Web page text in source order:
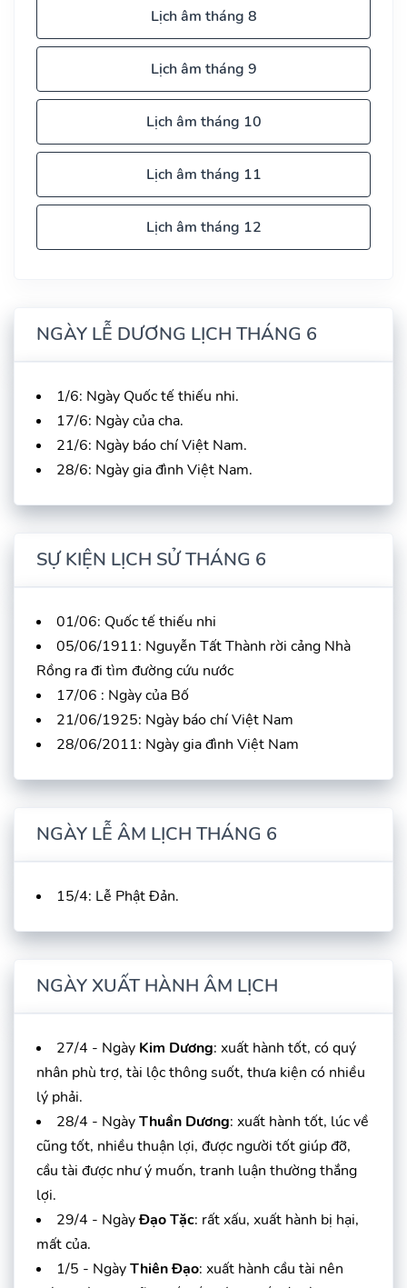
Lịch âm tháng 8
Lịch âm tháng 9
Lịch âm tháng 10
Lịch âm tháng 11
Lịch âm tháng 12
NGÀY LỄ DƯƠNG LỊCH THÁNG 6
1/6: Ngày Quốc tế thiếu nhi.
17/6: Ngày của cha.
21/6: Ngày báo chí Việt Nam.
28/6: Ngày gia đình Việt Nam.
SỰ KIỆN LỊCH SỬ THÁNG 6
01/06: Quốc tế thiếu nhi
05/06/1911: Nguyễn Tất Thành rời cảng Nhà
Rồng ra đi tìm đường cứu nước
17/06 : Ngày của Bố
21/06/1925: Ngày báo chí Việt Nam
28/06/2011: Ngày gia đình Việt Nam
NGÀY LỄ ÂM LỊCH THÁNG 6
15/4: Lễ Phật Đản.
NGÀY XUẤT HÀNH ÂM LỊCH
27/4 - Ngày Kim Dương: xuất hành tốt, có quý
nhân phù trợ, tài lộc thông suốt, thưa kiện có nhiều
lý phải.
28/4 - NgàyThuần Dương: xuất hành tốt, lúc về
cũng tốt, nhiều thuận lợi, được người tốt giúp đỡ,
cầu tài được như ý muốn, tranh luận thường thắng
lợi.
29/4 - NgàyĐạo Tặc: rất xấu, xuất hành bị hại,
mất của.
1/5 - NgàyThiên Đạo: xuất hành cầu tài nên